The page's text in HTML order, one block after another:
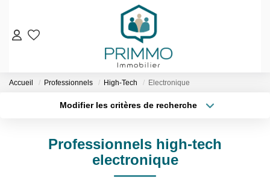
VENTES
Nos Biens En Vente
Nos Biens Vendus
LOCATIONS
ESTIMATION & EXPERTISE
Accueil Professionnels High-Tech Electronique
Modifier les critères de recherche
Budget max
Professionnels high-tech
electronique